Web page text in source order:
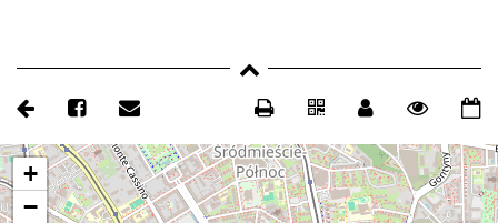
mapa
+
−